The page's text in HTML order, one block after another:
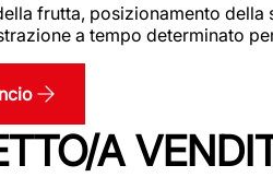
frutta, posizionamento
a tempo determinato
A